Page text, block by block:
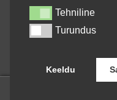
Pirelli
Shinko
TehnilineTehniline
TurundusTurundus
Keeldu